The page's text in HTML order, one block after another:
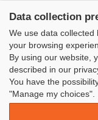
Data collection
We use data
your browsing
By using our website,
described in our
You have the
"Manage my choices".